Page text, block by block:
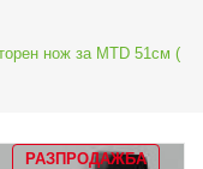
нож за MTD 51см (
РАЗПРОДАЖБА